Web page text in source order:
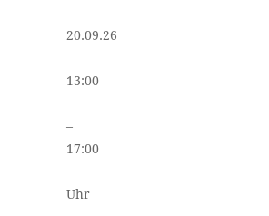
20.09.26
13:00
–
17:00
Uhr